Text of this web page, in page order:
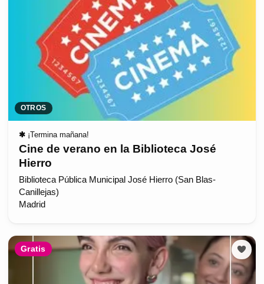
OTROS
✱ ¡Termina mañana!
Cine de verano en la Biblioteca José
Hierro
Biblioteca Pública Municipal José Hierro (San Blas-
Canillejas)
Madrid
Gratis